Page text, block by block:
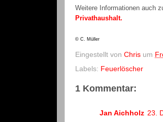
Weitere Informationen auch
Privathaushalt.
© C. Müller
Eingestellt von Chris um
Labels: Feuerlöscher
1 Kommentar:
Jan Aichholz 23.